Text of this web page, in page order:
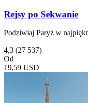
Rejsy po Sekwanie
Podziwiaj Paryż w
4,3 (27 537)
Od
19,59 USD